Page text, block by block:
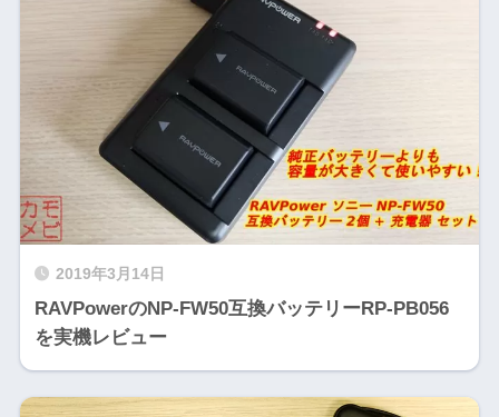
2019年3月14日
RAVPowerのNP-FW50互換バッテリーRP-PB056
を実機レビュー